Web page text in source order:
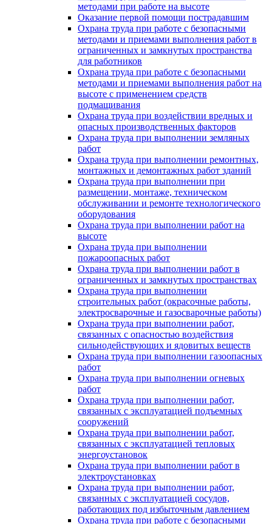
методами при работе на высоте
Оказание первой помощи пострадавшим
Охрана труда при работе с безопасными
методами и приемами выполнения работ в
ограниченных и замкнутых пространства
для работников
Охрана труда при работе с безопасными
методами и приемами выполнения работ на
высоте с применением средств
подмащивания
Охрана труда при воздействии вредных и
опасных производственных факторов
Охрана труда при выполнении земляных
работ
Охрана труда при выполнении ремонтных,
монтажных и демонтажных работ зданий
Охрана труда при выполнении при
размещении, монтаже, техническом
обслуживании и ремонте технологического
оборудования
Охрана труда при выполнении работ на
высоте
Охрана труда при выполнении
пожароопасных работ
Охрана труда при выполнении работ в
ограниченных и замкнутых пространствах
Охрана труда при выполнении
строительных работ (окрасочные работы,
электросварочные и газосварочные работы)
Охрана труда при выполнении работ,
связанных с опасностью воздействия
сильнодействующих и ядовитых веществ
Охрана труда при выполнении газоопасных
работ
Охрана труда при выполнении огневых
работ
Охрана труда при выполнении работ,
связанных с эксплуатацией подъемных
сооружений
Охрана труда при выполнении работ,
связанных с эксплуатацией тепловых
энергоустановок
Охрана труда при выполнении работ в
электроустановках
Охрана труда при выполнении работ,
связанных с эксплуатацией сосудов,
работающих под избыточным давлением
Охрана труда при работе с безопасными